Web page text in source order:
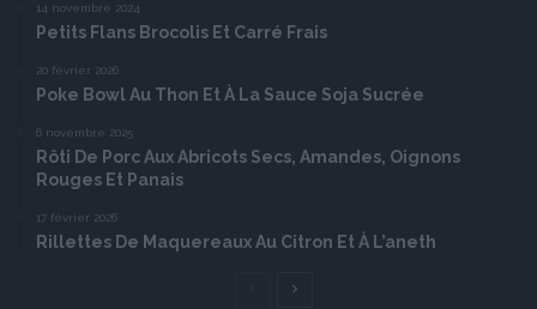
14 novembre 2024
Petits Flans Brocolis Et Carré Frais
20 février 2026
Poke Bowl Au Thon Et À La Sauce Soja Sucrée
6 novembre 2025
Rôti De Porc Aux Abricots Secs, Amandes, Oignons
Rouges Et Panais
17 février 2026
Rillettes De Maquereaux Au Citron Et À L’aneth
Page